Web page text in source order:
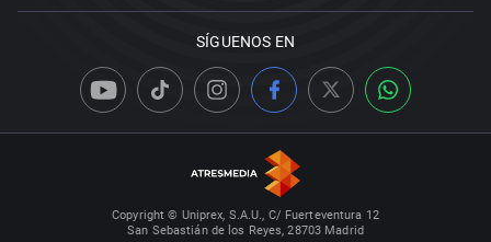
SÍGUENOS EN
Copyright © Uniprex, S.A.U., C/ Fuerteventura 12
San Sebastián de los Reyes, 28703 Madrid